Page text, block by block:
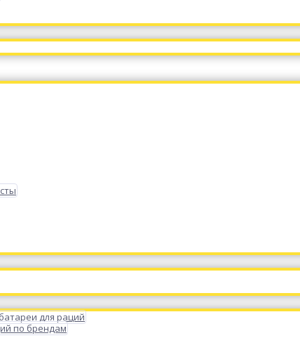
для раций
по брендам